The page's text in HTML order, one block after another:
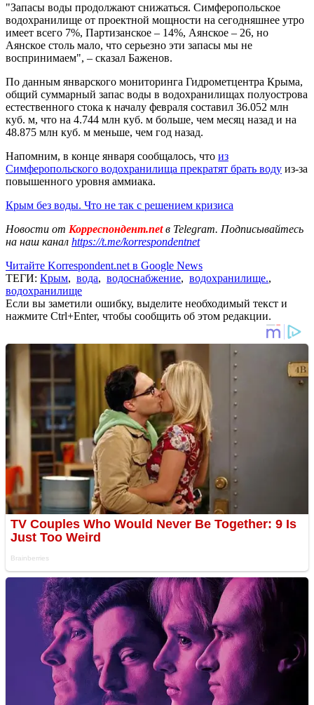
"Запасы воды продолжают снижаться. Симферопольское
водохранилище от проектной мощности на сегодняшнее утро
имеет всего 7%, Партизанское – 14%, Аянское – 26, но
Аянское столь мало, что серьезно эти запасы мы не
воспринимаем", – сказал Баженов.
По данным январского мониторинга Гидрометцентра Крыма,
общий суммарный запас воды в водохранилищах полуострова
естественного стока к началу февраля составил 36.052 млн
куб. м, что на 4.744 млн куб. м больше, чем месяц назад и на
48.875 млн куб. м меньше, чем год назад.
Напомним, в конце января сообщалось, что из
Симферопольского водохранилища прекратят брать воду из-за
повышенного уровня аммиака.
Крым без воды. Что не так с решением кризиса
Новости от Корреспондент.netв Telegram. Подписывайтесь
на наш канал https://t.me/korrespondentnet
Читайте Korrespondent.net в Google News
ТЕГИ: Крым, вода, водоснабжение, водохранилище.,
водохранилище
Если вы заметили ошибку, выделите необходимый текст и
нажмите Ctrl+Enter, чтобы сообщить об этом редакции.